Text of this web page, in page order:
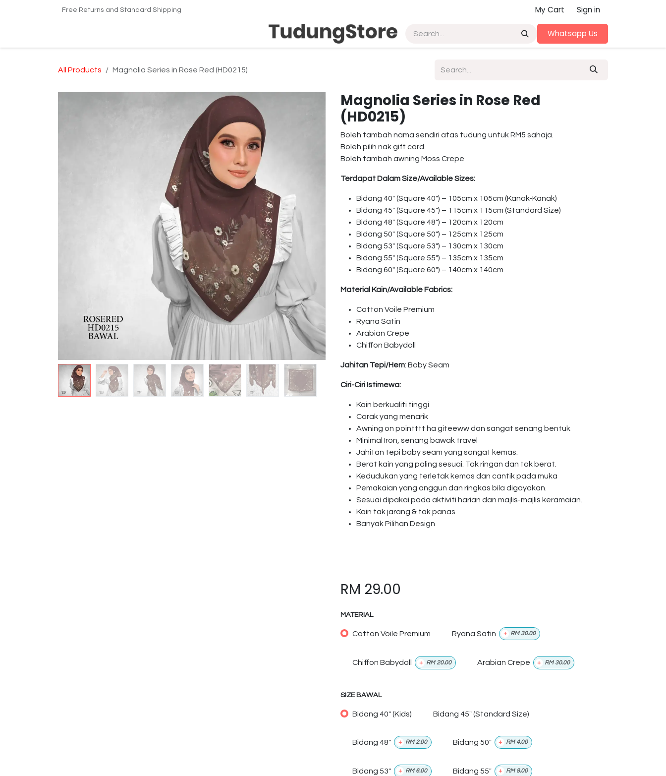
Free Returns and Standard Shipping My Cart Sign in
About Us Contact us Whatsapp Us
All Products Magnolia Series in Rose Red (HD0215)
Magnolia Series in Rose Red
(HD0215)
Boleh tambah nama sendiri atas tudung untuk RM5 sahaja.
Boleh pilih nak gift card.
Boleh tambah awning Moss Crepe
Terdapat Dalam Size/Available Sizes:
Bidang 40″ (Square 40″) – 105cm x 105cm (Kanak-Kanak)
Bidang 45″ (Square 45″) – 115cm x 115cm (Standard Size)
Bidang 48″ (Square 48″) – 120cm x 120cm
Bidang 50″ (Square 50″) – 125cm x 125cm
Bidang 53″ (Square 53″) – 130cm x 130cm
Bidang 55″ (Square 55″) – 135cm x 135cm
Bidang 60″ (Square 60″) – 140cm x 140cm
Material Kain/Available Fabrics:
Cotton Voile Premium
Ryana Satin
Arabian Crepe
Chiffon Babydoll
Jahitan Tepi/Hem: Baby Seam
Ciri-Ciri Istimewa:
Kain berkualiti tinggi
Corak yang menarik
Awning on pointttt ha giteeww dan sangat senang bentuk
Minimal Iron, senang bawak travel
Jahitan tepi baby seam yang sangat kemas.
Berat kain yang paling sesuai. Tak ringan dan tak berat.
Kedudukan yang terletak kemas dan cantik pada muka
Pemakaian yang anggun dan ringkas bila digayakan.
Sesuai dipakai pada aktiviti harian dan majlis-majlis keramaian.
Kain tak jarang & tak panas
Banyak Pilihan Design
RM 29.00
MATERIAL
Cotton Voile Premium Ryana Satin + RM 30.00
Chiffon Babydoll + RM 20.00 Arabian Crepe + RM 30.00
SIZE BAWAL
Bidang 40" (Kids) Bidang 45" (Standard Size)
Bidang 48" + RM2.00 Bidang 50" + RM 4.00
Bidang 53" + RM 6.00 Bidang 55" + RM 8.00